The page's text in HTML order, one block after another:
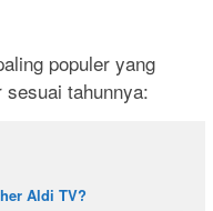
populer yang
tahunnya:
Aldi TV?